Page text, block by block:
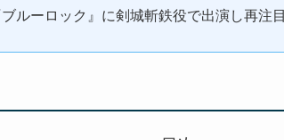
ルーロック』に剣城斬鉄役で出演し再注目